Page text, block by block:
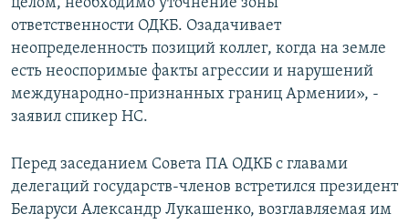
целом, необходимо уточнение зоны
ответственности ОДКБ. Озадачивает
неопределенность позиций коллег, когда на земле
есть неоспоримые факты агрессии и нарушений
международно-признанных границ Армении», -
заявил спикер НС.
Перед заседанием Совета ПА ОДКБ с главами
делегаций государств-членов встретился президент
Беларуси Александр Лукашенко, возглавляемая им